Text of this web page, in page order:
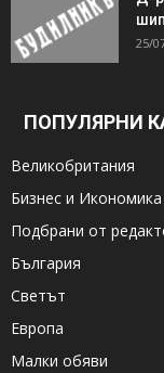
25/
ПОПУЛЯРНИ
Великобритания
Бизнес и Икономика
Подбрани от
България
Светът
Европа
Малки обяви